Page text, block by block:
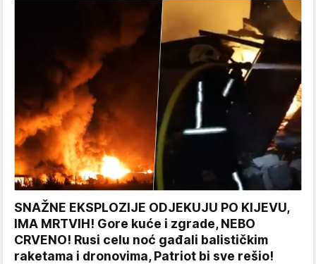
SNAŽNE EKSPLOZIJE ODJEKUJU PO KIJEVU,
IMA MRTVIH! Gore kuće i zgrade, NEBO
CRVENO! Rusi celu noć gađali balističkim
raketama i dronovima, Patriot bi sve rešio!